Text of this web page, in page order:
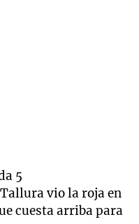
5
vio la roja en
cuesta arriba para